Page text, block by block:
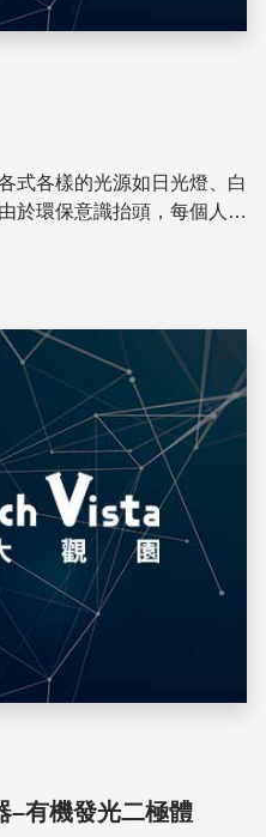
式各樣的光源如日光燈、白
於環保意識抬頭，每個人都
儲存
–有機發光二極體